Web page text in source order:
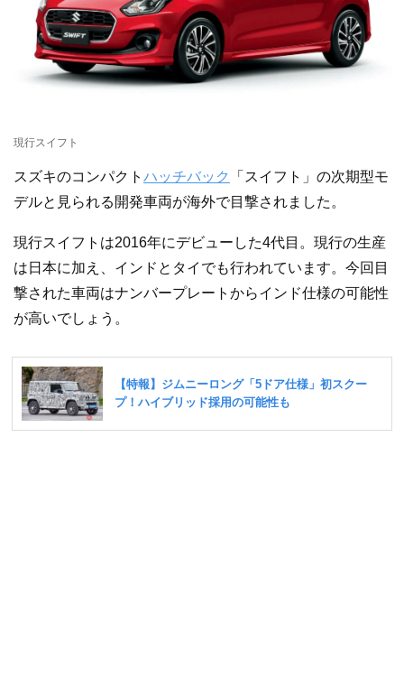
現行スイフト
スズキのコンパクト ハッチバック
「スイフト」の次期型モ
デルと見られる開発車両が海外で目撃されました。
現行スイフトは2016年にデビューした4代目。現行の生産
は日本に加え、インドとタイでも行われています。今回目
撃された車両はナンバープレートからインド仕様の可能性
が高いでしょう。